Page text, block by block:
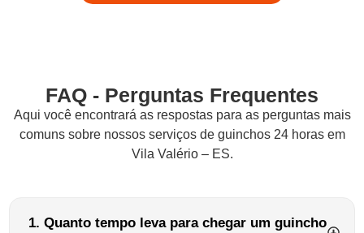
FAQ - Perguntas Frequentes
Aqui você encontrará as respostas para as perguntas mais
comuns sobre nossos serviços de guinchos 24 horas em
Vila Valério – ES.
1. Quanto tempo leva para chegar um guincho